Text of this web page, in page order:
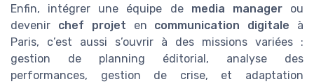
Enfin, intégrer une équipe de media managerou
devenir chef projet en communication digitale à
Paris, c’est aussi s’ouvrir à des missions variées :
gestion de planning éditorial, analyse des
performances, gestion de crise, et adaptation